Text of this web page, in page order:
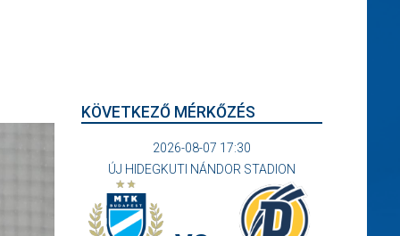
KÖVETKEZŐ MÉRKŐZÉS
2026-08-07 17:30
ÚJ HIDEGKUTI NÁNDOR STADION